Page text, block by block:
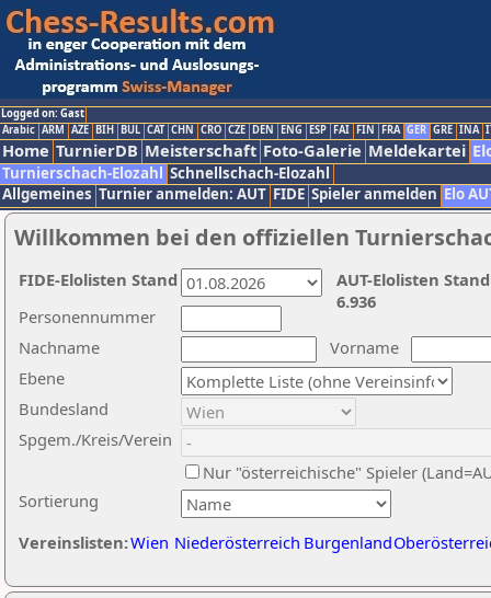
Logged on: Gast
Arabic ARM AZE BIH BUL CAT CHN CRO CZE DEN ENG ESP FAI FIN FRA GER GRE INA
Home TurnierDB Meisterschaft Foto-Galerie Meldekartei
Turnierschach-Elozahl Schnellschach-Elozahl
Allgemeines Turnier anmelden: AUT FIDE Spieler anmelden Elo
Willkommen bei den offiziellen
Nachname
Vorname
Ebene
Sortierung
Personennummer
Bundesland
Spgem./Kreis/Verein
Nur "österreichische" Spieler
Vereinslisten:Wien Niederösterreich Burgenland
AUT-Elolisten
6.936
FIDE-Elolisten Stand